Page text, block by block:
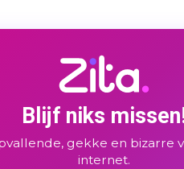
Blijf niks
gekke en bizarre
internet.